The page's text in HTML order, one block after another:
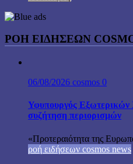
ΡΟΗ ΕΙΔΗΣΕΩΝ
06/08/2026 cosmos 0
Υφυπουργός Εξωτερικών
συζήτηση περιορισμών
«Προτεραιότητα της
ροή ειδήσεων cosmos news